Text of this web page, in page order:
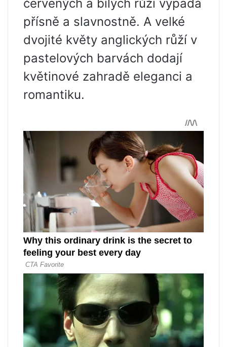
červených a bílých růží vypadá
přísně a slavnostně. A velké
dvojité květy anglických růží v
pastelových barvách dodají
květinové zahradě eleganci a
romantiku.